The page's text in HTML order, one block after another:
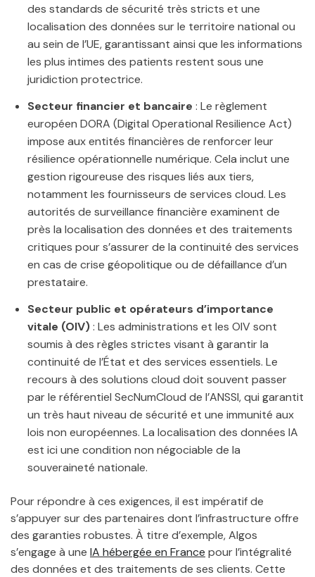
des standards de sécurité très stricts et une
localisation des données sur le territoire national ou
au sein de l’UE, garantissant ainsi que les informations
les plus intimes des patients restent sous une
juridiction protectrice.
Secteur financier et bancaire : Le règlement
européen DORA (Digital Operational Resilience Act)
impose aux entités financières de renforcer leur
résilience opérationnelle numérique. Cela inclut une
gestion rigoureuse des risques liés aux tiers,
notamment les fournisseurs de services cloud. Les
autorités de surveillance financière examinent de
près la localisation des données et des traitements
critiques pour s’assurer de la continuité des services
en cas de crise géopolitique ou de défaillance d’un
prestataire.
Secteur public et opérateurs d’importance
vitale (OIV): Les administrations et les OIV sont
soumis à des règles strictes visant à garantir la
continuité de l’État et des services essentiels. Le
recours à des solutions cloud doit souvent passer
par le référentiel SecNumCloud de l’ANSSI, qui garantit
un très haut niveau de sécurité et une immunité aux
lois non européennes. La localisation des données IA
est ici une condition non négociable de la
souveraineté nationale.
Pour répondre à ces exigences, il est impératif de
s’appuyer sur des partenaires dont l’infrastructure offre
des garanties robustes. À titre d’exemple, Algos
s’engage à une IA hébergée en France pour l’intégralité
des données et des traitements de ses clients. Cette